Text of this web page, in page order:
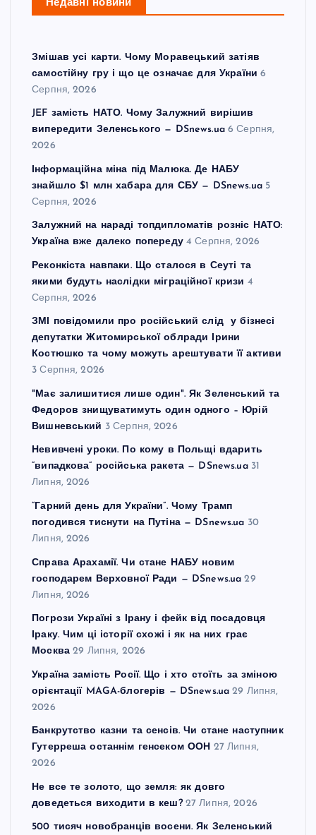
Недавні новини
Змішав усі карти. Чому Моравецький затіяв
самостійну гру і що це означає для України 6
Серпня, 2026
JEF замість НАТО. Чому Залужний вирішив
випередити Зеленського — DSnews.ua 6 Серпня,
2026
Інформаційна міна під Малюка. Де НАБУ
знайшло $1 млн хабара для СБУ — DSnews.ua 5
Серпня, 2026
Залужний на нараді топдипломатів розніс НАТО:
Україна вже далеко попереду 4 Серпня, 2026
Реконкіста навпаки. Що сталося в Сеуті та
якими будуть наслідки міграційної кризи 4
Серпня, 2026
ЗМІ повідомили про російський слід у бізнесі
депутатки Житомирської облради Ірини
Костюшко та чому можуть арештувати її активи
3 Серпня, 2026
"Має залишитися лише один". Як Зеленський та
Федоров знищуватимуть один одного – Юрій
Вишневський 3 Серпня, 2026
Невивчені уроки. По кому в Польщі вдарить
“випадкова” російська ракета — DSnews.ua 31
Липня, 2026
“Гарний день для України”. Чому Трамп
погодився тиснути на Путіна — DSnews.ua 30
Липня, 2026
Справа Арахамії. Чи стане НАБУ новим
господарем Верховної Ради — DSnews.ua 29
Липня, 2026
Погрози Україні з Ірану і фейк від посадовця
Іраку. Чим ці історії схожі і як на них грає
Москва 29 Липня, 2026
Україна замість Росії. Що і хто стоїть за зміною
орієнтації MAGA-блогерів — DSnews.ua 29 Липня,
2026
Банкрутство казни та сенсів. Чи стане наступник
Гутерреша останнім генсеком ООН 27 Липня,
2026
Не все те золото, що земля: як довго
доведеться виходити в кеш? 27 Липня, 2026
500 тисяч новобранців восени. Як Зеленський